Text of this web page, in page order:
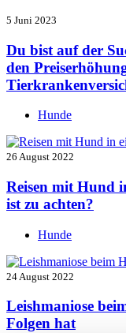
5 Juni 2023
Du bist auf der
den
Hunde
26 August 2022
Reisen mit Hund
ist zu achten?
Hunde
24 August 2022
Leishmaniose
Folgen hat